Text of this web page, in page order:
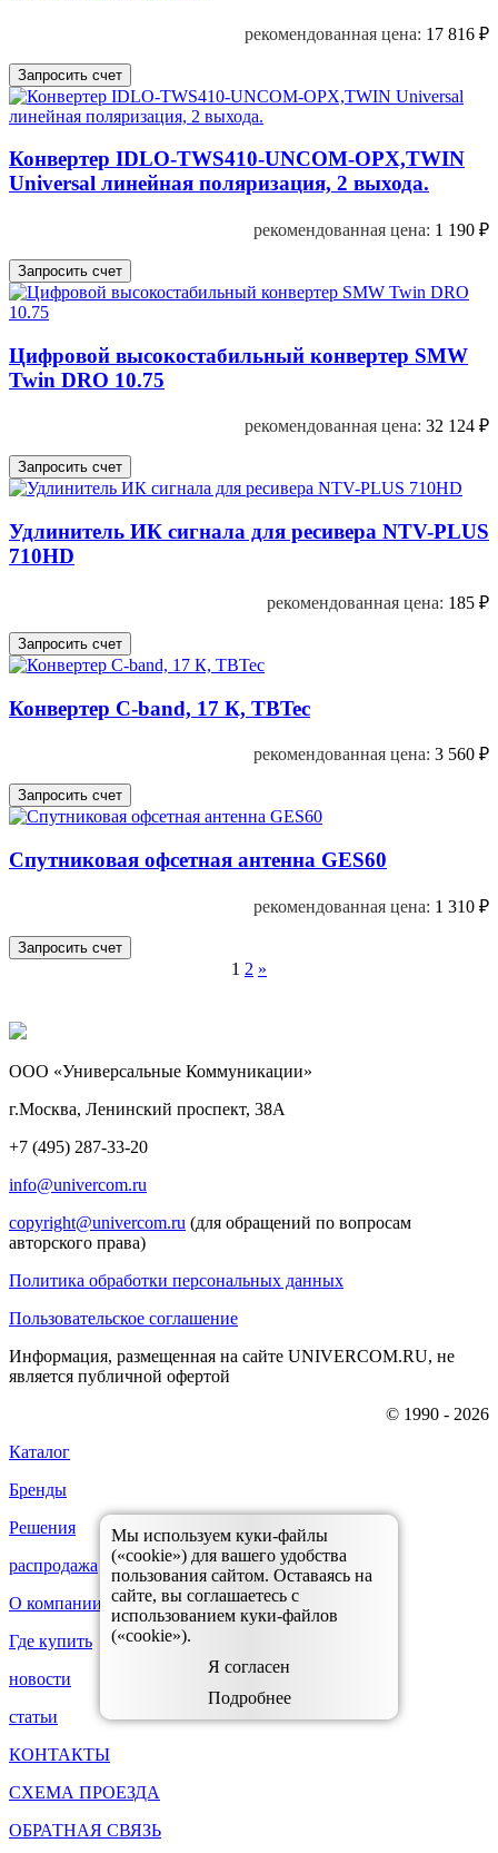
рекомендованная цена: 17 816 ₽
Конвертер IDLO-TWS410-UNCOM-OPX,TWIN
Universal линейная поляризация, 2 выхода.
рекомендованная цена: 1 190 ₽
Цифровой высокостабильный конвертер SMW
Twin DRO 10.75
рекомендованная цена: 32 124 ₽
Удлинитель ИК сигнала для ресивера NTV-PLUS
710HD
рекомендованная цена: 185 ₽
Конвертер C-band, 17 К, TBTec
рекомендованная цена: 3 560 ₽
Спутниковая офсетная антенна GES60
рекомендованная цена: 1 310 ₽
1 2 »
ООО «Универсальные Коммуникации»
г.Москва, Ленинский проспект, 38А
+7 (495) 287-33-20
info@univercom.ru
copyright@univercom.ru (для обращений по вопросам
авторского права)
Политика обработки персональных данных
Пользовательское соглашение
Информация, размещенная на сайте UNIVERCOM.RU, не
является публичной офертой
© 1990 - 2026
Каталог
Бренды
Решения
распродажа
О компании
Где купить
новости
статьи
КОНТАКТЫ
СХЕМА ПРОЕЗДА
ОБРАТНАЯ СВЯЗЬ
Мы используем куки-файлы
(«cookie») для вашего удобства
пользования сайтом. Оставаясь на
сайте, вы соглашаетесь с
использованием куки-файлов
(«cookie»).
Я согласен
Подробнее